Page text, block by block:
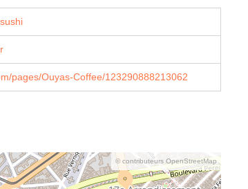
pages/Ouyas-Coffee/123290888213062
© contributeurs OpenStreetMap